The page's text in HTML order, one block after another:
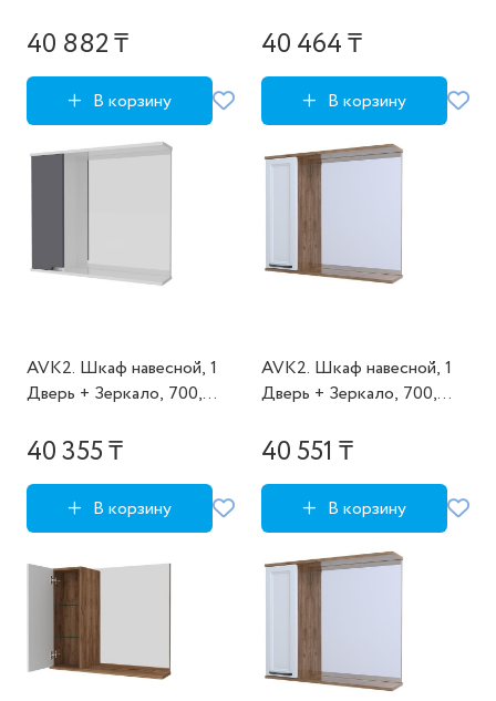
Крафт Золотой, Графит
40 882 ₸
В корзину
Крафт Золотой,
40 464 ₸
В корзину
AVK2. Шкаф навесной, 1
Дверь + Зеркало, 700,
Графит, Белый матовый)
40 355 ₸
В корзину
AVK2. Шкаф навесной, 1
Дверь + Зеркало, 700,
Крафт Золотой, Графит
40 551 ₸
В корзину